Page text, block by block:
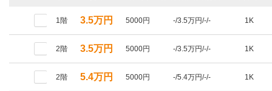
1階 3.5万円 5000円 -/3.5万円/-/- 1K
2階 3.5万円 5000円 -/3.5万円/-/- 1K
2階 5.4万円 5000円 -/5.4万円/-/- 1K